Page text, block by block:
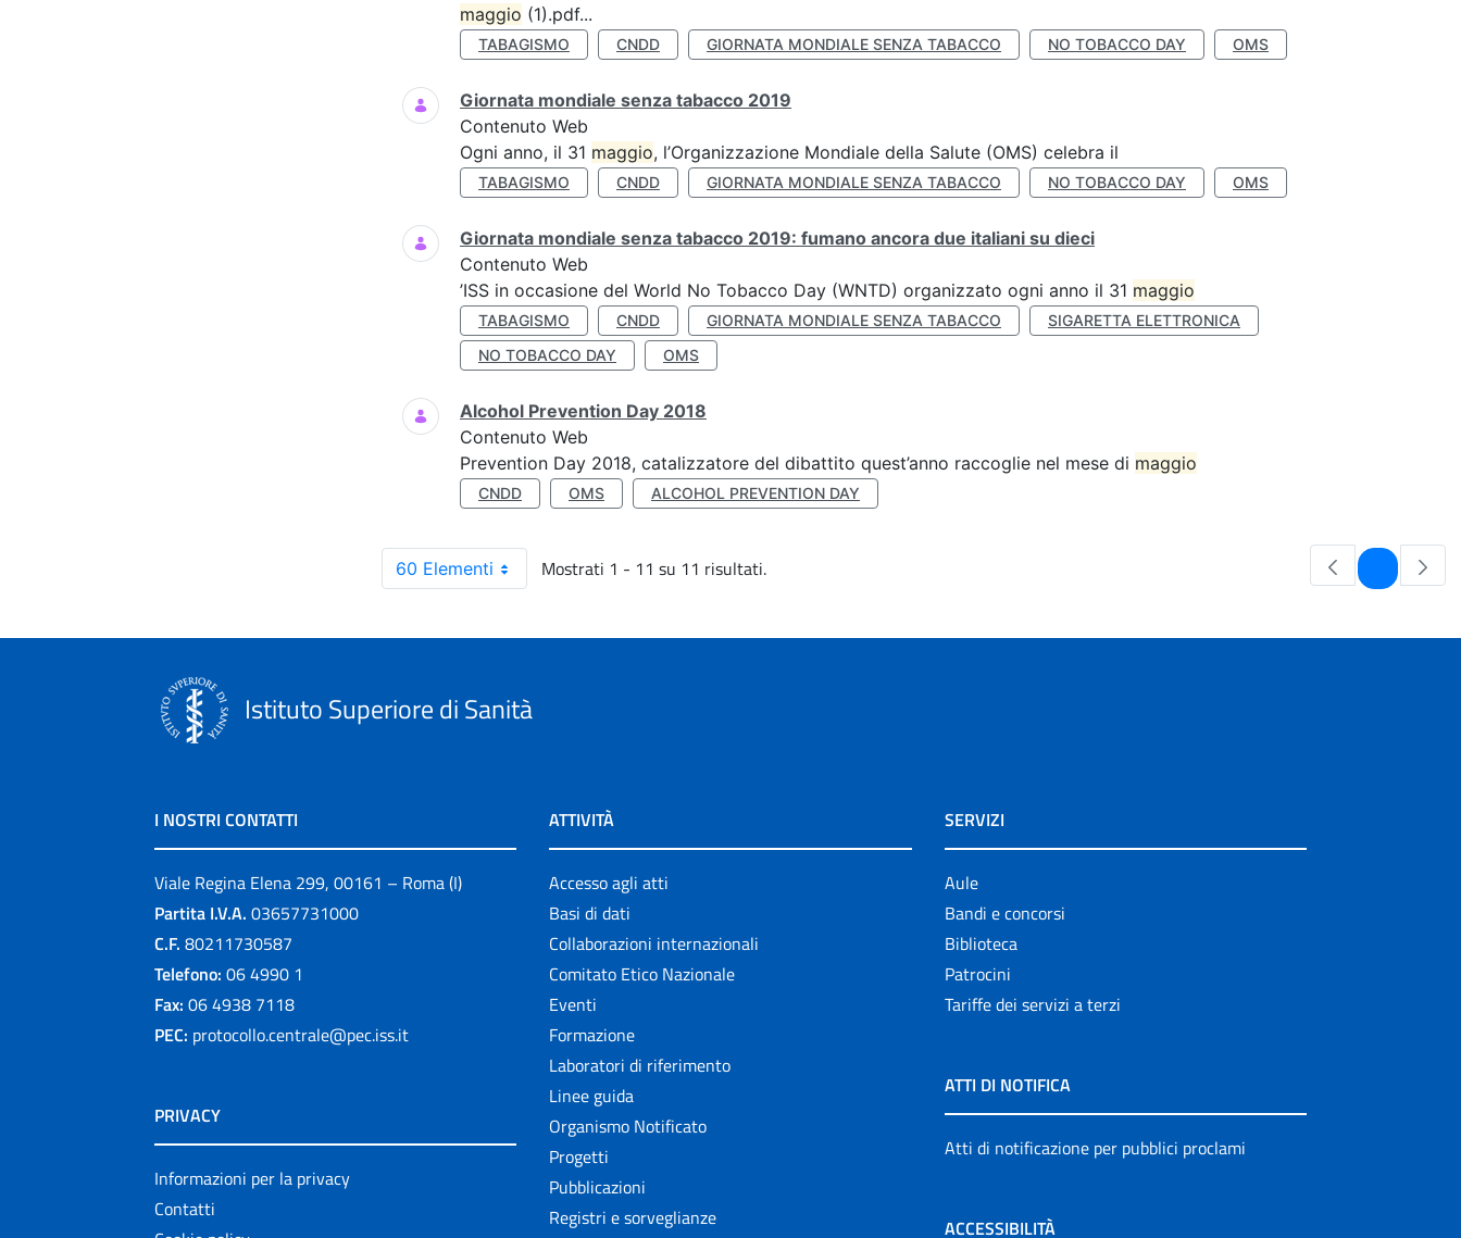
maggio (1).pdf...
TABAGISMO CNDD GIORNATA MONDIALE SENZA TABACCO NO TOBACCO DAY OMS
Giornata mondiale senza tabacco 2019
Contenuto Web
Ogni anno, il 31 maggio, l’Organizzazione Mondiale della Salute (OMS) celebra il
TABAGISMO CNDD GIORNATA MONDIALE SENZA TABACCO NO TOBACCO DAY OMS
Giornata mondiale senza tabacco 2019: fumano ancora due italiani su dieci
Contenuto Web
’ISS in occasione del World No Tobacco Day (WNTD) organizzato ogni anno il 31 maggio
TABAGISMO CNDD GIORNATA MONDIALE SENZA TABACCO
SIGARETTA ELETTRONICA
NO TOBACCO DAY
OMS
Alcohol Prevention Day 2018
Contenuto Web
Prevention Day 2018, catalizzatore del dibattito quest’anno raccoglie nel mese di maggio
CNDD OMS ALCOHOL PREVENTION DAY
60 Elementi Mostrati 1 - 11 su 11 risultati. Pagina
Istituto Superiore di Sanità
I NOSTRI CONTATTI
Viale Regina Elena 299, 00161 – Roma (I)
Partita I.V.A. 03657731000
C.F. 80211730587
Telefono: 06 4990 1
Fax: 06 4938 7118
PEC: protocollo.centrale@pec.iss.it
PRIVACY
Informazioni per la privacy
Contatti
ATTIVITÀ
Accesso agli atti
Basi di dati
Collaborazioni internazionali
Comitato Etico Nazionale
Eventi
Formazione
Laboratori di riferimento
Linee guida
Organismo Notificato
Progetti
Pubblicazioni
Registri e sorveglianze
SERVIZI
Aule
Bandi e concorsi
Biblioteca
Patrocini
Tariffe dei servizi a terzi
ATTI DI NOTIFICA
Atti di notificazione per pubblici proclami
ACCESSIBILITÀ